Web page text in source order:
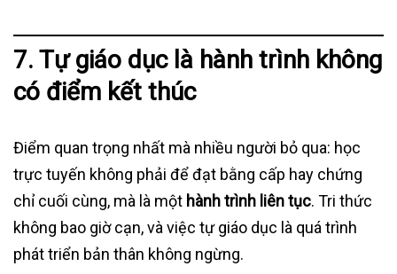
7. Tự giáo dục là hành trình không
có điểm kết thúc
Điểm quan trọng nhất mà nhiều người bỏ qua: học
trực tuyến không phải để đạt bằng cấp hay chứng
chỉ cuối cùng, mà là một hành trình liên tục. Tri thức
không bao giờ cạn, và việc tự giáo dục là quá trình
phát triển bản thân không ngừng.